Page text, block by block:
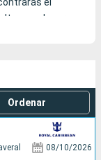
el
en el mar, un
dignos de
Ordenar
08/10/2026